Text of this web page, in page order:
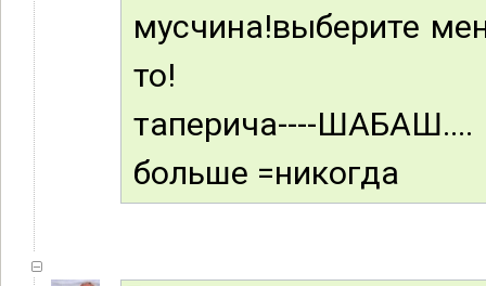
мусчина!выберите
то!
таперича----ШАБАШ....
больше =никогда